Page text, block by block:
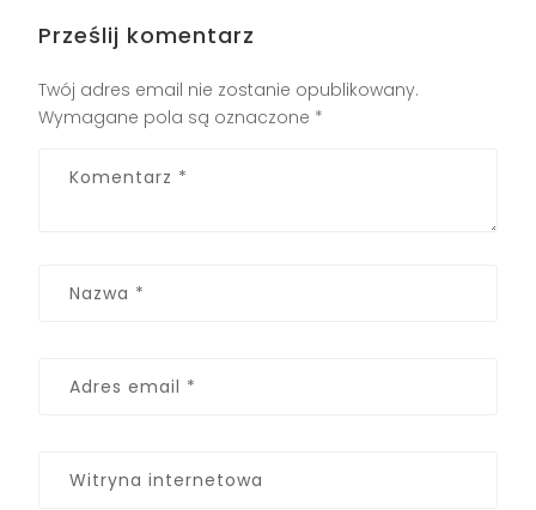
Prześlij komentarz
Twój adres email nie zostanie opublikowany.
Wymagane pola są oznaczone *